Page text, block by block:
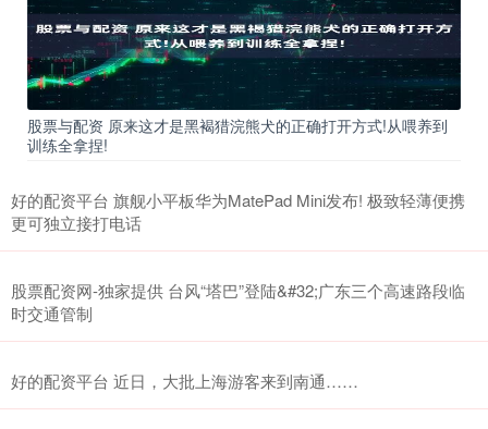
股票与配资 原来这才是黑褐猎浣熊犬的正确打开方式!从喂养到
训练全拿捏!
好的配资平台 旗舰小平板华为MatePad Mini发布! 极致轻薄便携
更可独立接打电话
股票配资网-独家提供 台风“塔巴”登陆&#32;广东三个高速路段临
时交通管制
好的配资平台 近日，大批上海游客来到南通……